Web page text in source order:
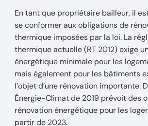
En tant que propriétaire bailleur, il
se conformer aux obligations de
thermique imposées par la loi. La
thermique actuelle (RT 2012) exige
énergétique minimale pour les
mais également pour les bâtiments
l’objet d’une rénovation importante.
Énergie-Climat de 2019 prévoit des
rénovation énergétique pour les
partir de 2023.